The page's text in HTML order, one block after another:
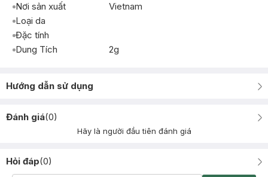
Nơi sản xuất
Vietnam
Loại da
Đặc tính
Dung Tích
2g
Hướng dẫn sử dụng
Đánh giá(0)
Hãy là người đầu tiên đánh giá
Hỏi đáp(0)